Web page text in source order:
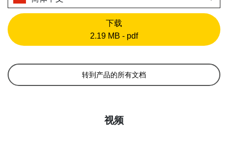
下载
2.19 MB - pdf
转到产品的所有文档
视频